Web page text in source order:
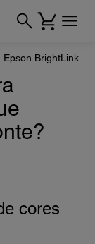
Epson BrightLink
cores